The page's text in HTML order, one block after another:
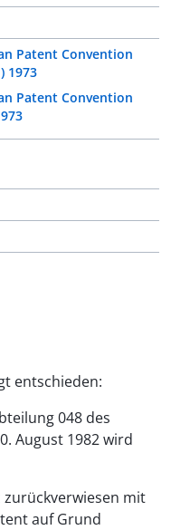
Patent Convention
1973
Patent Convention
entschieden:
048 des
August 1982 wird
zurückverwiesen mit
auf Grund